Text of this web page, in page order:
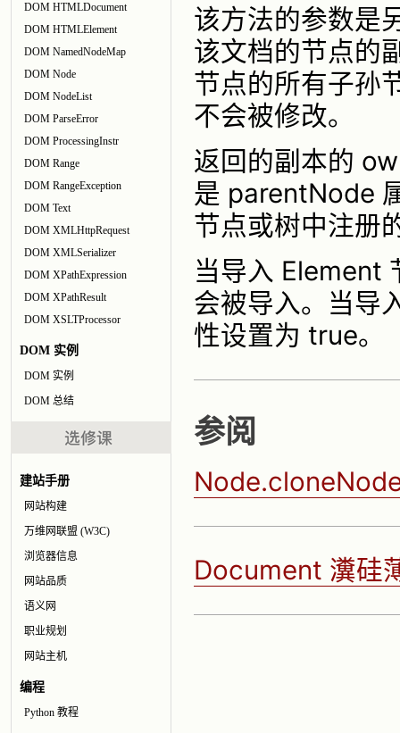
DOM HTMLDocument
DOM HTMLElement
DOM NamedNodeMap
DOM Node
DOM NodeList
DOM ParseError
DOM ProcessingInstr
DOM Range
DOM RangeException
DOM Text
DOM XMLHttpRequest
DOM XMLSerializer
DOM XPathExpression
DOM XPathResult
DOM XSLTProcessor
DOM 实例
DOM 实例
DOM 总结
建站手册
网站构建
万维网联盟 (W3C)
浏览器信息
网站品质
语义网
职业规划
网站主机
编程
Python 教程
该方法的参数是
该文档的节点的
节点的所有子孙
不会被修改。
返回的副本的
是 parentNode
节点或树中注册
当导入 Element
会被导入。当导
性设置为 true。
参阅
Document 瀵硅